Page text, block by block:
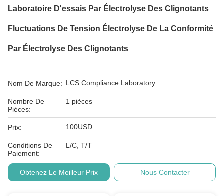
Laboratoire D'essais Par Électrolyse Des Clignotants
Fluctuations De Tension Électrolyse De La Conformité
Par Électrolyse Des Clignotants
Nom De Marque: LCS Compliance Laboratory
Nombre De
Pièces:
1 pièces
Prix: 100USD
Conditions De
Paiement:
L/C, T/T
Obtenez Le Meilleur Prix Nous Contacter